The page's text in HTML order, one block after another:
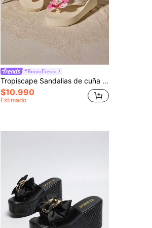
#RitmoFresco
Tropiscape Sandalias de cuña con suela gruesa de moda para mujer, chanclas de playa de verano con decoración floral, sandalias planas cómodas y antideslizantes de EVA de alta gama para uso en exteriores, vibraciones de vacaciones, relajación en la playa, regalos de otoño e invierno, estilo cottage core, atuendo de verano
$10.990
Estimado